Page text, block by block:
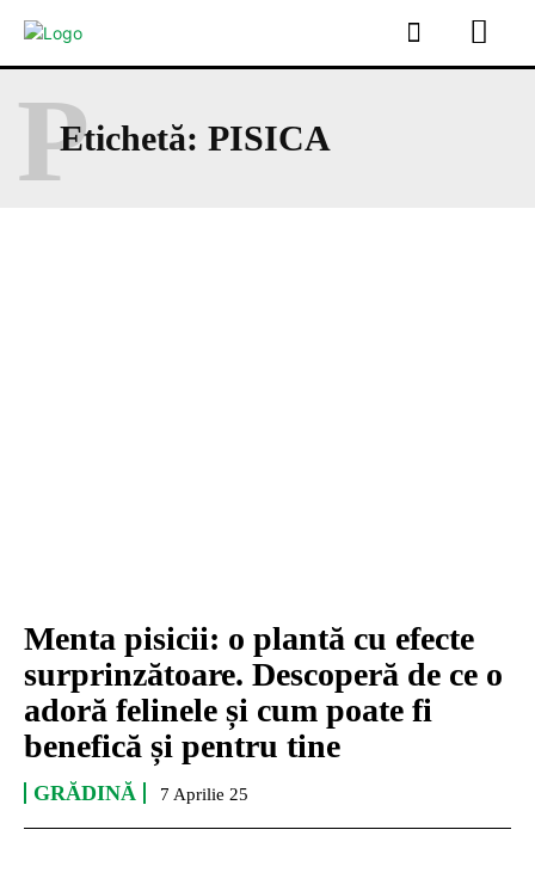
Etichetă: PISICA
P
Menta pisicii: o plantă cu efecte
surprinzătoare. Descoperă de ce o
adoră felinele și cum poate fi
benefică și pentru tine
GRĂDINĂ 7 Aprilie 25